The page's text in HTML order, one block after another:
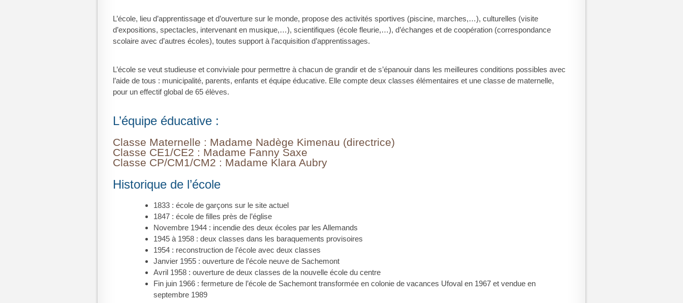
L’école, lieu d’apprentissage et d’ouverture sur le monde, propose des activités sportives (piscine, marches,…), culturelles (visite
d’expositions, spectacles, intervenant en musique,…), scientifiques (école fleurie,…), d’échanges et de coopération (correspondance
scolaire avec d’autres écoles), toutes support à l’acquisition d’apprentissages.
L’école se veut studieuse et conviviale pour permettre à chacun de grandir et de s’épanouir dans les meilleures conditions possibles avec
l’aide de tous : municipalité, parents, enfants et équipe éducative. Elle compte deux classes élémentaires et une classe de maternelle,
pour un effectif global de 65 élèves.
L’équipe éducative :
Classe Maternelle : Madame Nadège Kimenau (directrice)
Classe CE1/CE2 : Madame Fanny Saxe
Classe CP/CM1/CM2 : Madame Klara Aubry
Historique de l’école
1833 : école de garçons sur le site actuel
1847 : école de filles près de l’église
Novembre 1944 : incendie des deux écoles par les Allemands
1945 à 1958 : deux classes dans les baraquements provisoires
1954 : reconstruction de l’école avec deux classes
Janvier 1955 : ouverture de l’école neuve de Sachemont
Avril 1958 : ouverture de deux classes de la nouvelle école du centre
Fin juin 1966 : fermeture de l’école de Sachemont transformée en colonie de vacances Ufoval en 1967 et vendue en
septembre 1989